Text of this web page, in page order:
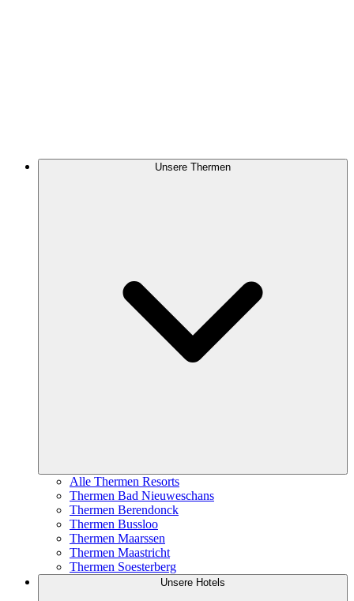
Unsere Thermen
Alle Thermen Resorts
Thermen Bad Nieuweschans
Thermen Berendonck
Thermen Bussloo
Thermen Maarssen
Thermen Maastricht
Thermen Soesterberg
Unsere Hotels